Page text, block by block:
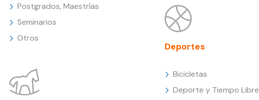
Postgrados, Maestrías
Seminarios
Otros
Deportes
Bicicletas
Deporte y Tiempo Libre